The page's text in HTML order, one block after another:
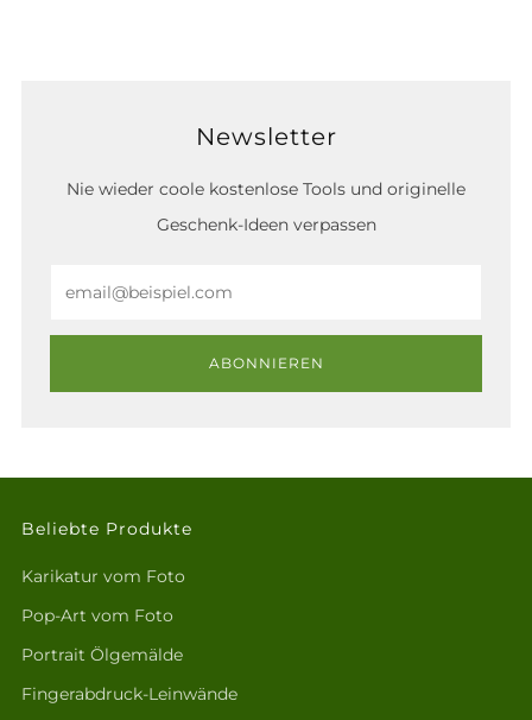
Newsletter
Nie wieder coole kostenlose Tools und originelle
Geschenk-Ideen verpassen
ABONNIEREN
Beliebte Produkte
Karikatur vom Foto
Pop-Art vom Foto
Portrait Ölgemälde
Fingerabdruck-Leinwände